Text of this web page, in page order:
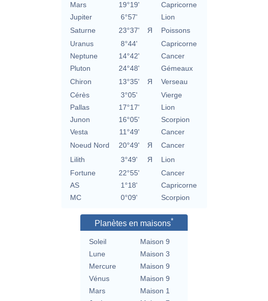
Mars
19°19'
Capricorne
Jupiter
6°57'
Lion
Saturne
23°37' Я
Poissons
Uranus
8°44'
Capricorne
Neptune
14°42'
Cancer
Pluton
24°48'
Gémeaux
Chiron
13°35' Я
Verseau
Cérès
3°05'
Vierge
Pallas
17°17'
Lion
Junon
16°05'
Scorpion
Vesta
11°49'
Cancer
Noeud Nord
20°49' Я
Cancer
Lilith
3°49' Я
Lion
Fortune
22°55'
Cancer
AS
1°18'
Capricorne
MC
0°09' Scorpion
Planètes en maisons*
Soleil
Maison 9
Lune
Maison 3
Mercure
Maison 9
Vénus
Maison 9
Mars
Maison 1